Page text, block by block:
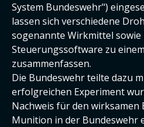
System Bundeswehr")
lassen sich verschiedene
sogenannte Wirkmittel sowie
Steuerungssoftware zu
zusammenfassen.
Die Bundeswehr teilte dazu
erfolgreichen Experiment
Nachweis für den
Munition in der Bundeswehr